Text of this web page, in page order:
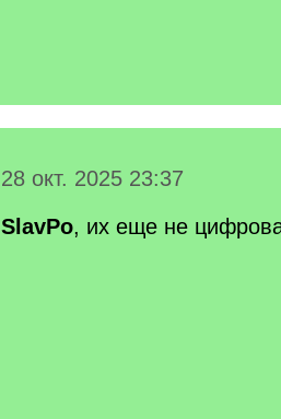
28 окт. 2025 23:37
SlavPo, их еще не